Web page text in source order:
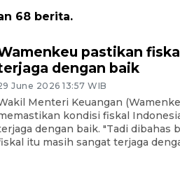
68 berita.
pastikan
dengan baik
June 2026 13:57 WIB
Menteri Keuangan
kondisi fiskal
dengan baik. "Tadi dibahas
itu masih sangat terjaga